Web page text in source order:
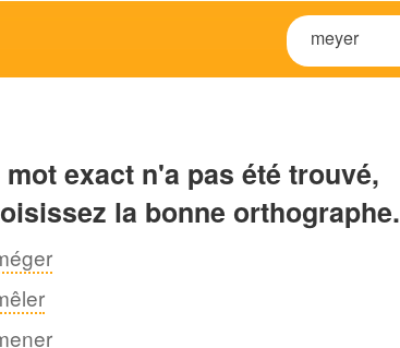
mot exact n'a pas été trouvé,
la bonne orthographe.